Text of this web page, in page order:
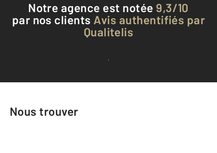
Notre agence est notée 9,3/10
par nos clients Avis authentifiés par
Qualitelis
Voir tous les avis clients
Nous trouver